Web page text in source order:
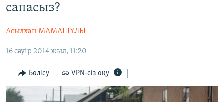
content
to
Navigation
Search
ҚАҢТАР ОҚИҒАСЫ
АДАМ ҚҰҚЫҚТАРЫ
ӘЛЕУМЕТ
ӘЛЕМ
сапасыз?
Асылхан МАМАШҰЛЫ
16 сәуір 2014 жыл, 11:20
Бөлісу VPN-сіз оқу